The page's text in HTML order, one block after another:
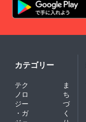
カテゴリー
テク
ノロ
ジー
・ガ
ま
ち
づ
く